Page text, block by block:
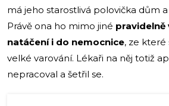
má jeho starostlivá polovička dům
Právě ona ho mimo jiné pravidelně
natáčení i do nemocnice, ze které
velké varování. Lékaři na něj totiž
nepracoval a šetřil se.